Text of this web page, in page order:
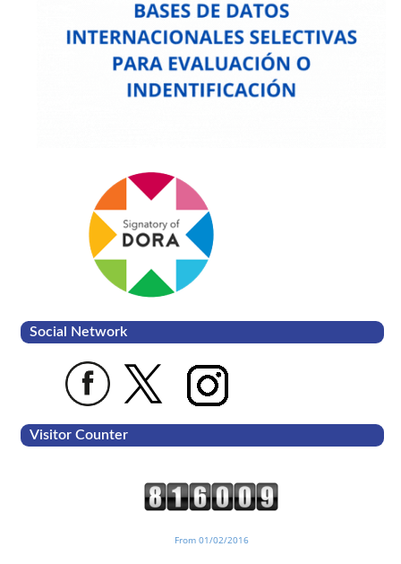
Social Network
Visitor Counter
From 01/02/2016